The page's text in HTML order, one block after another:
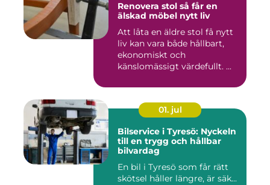
Renovera stol så får en
älskad möbel nytt liv
Att låta en äldre stol få nytt
liv kan vara både hållbart,
ekonomiskt och
känslomässigt värdefullt. ...
01. jul
Bilservice i Tyresö: Nyckeln
till en trygg och hållbar
bilvardag
En bil i Tyresö som får rätt
skötsel håller längre, är säk...